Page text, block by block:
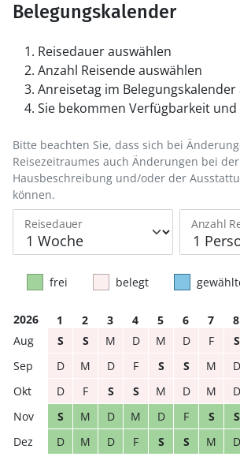
Belegungskalender
Reisedauer auswählen
Anzahl Reisende auswählen
Anreisetag im Belegungskalender
Sie bekommen Verfügbarkeit
Reisedauer Anzahl
Bitte beachten Sie, dass sich bei
Reisezeitraumes auch Änderungen bei der
Hausbeschreibung und/oder der
können.
frei belegt
2026 1 2 3 4 5 6 7 8
S
S M D M D F S
D
M D F S S M D
D
F S S M D M D
S
M D M D F S S
D
M D F S S M D